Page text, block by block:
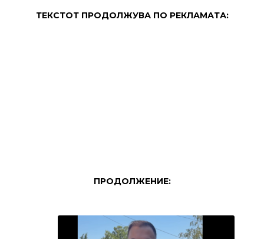
ТЕКСТОТ ПРОДОЛЖУВА ПО РЕКЛАМАТА:
ПРОДОЛЖЕНИЕ: